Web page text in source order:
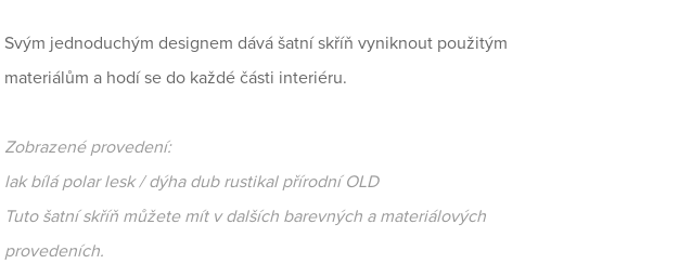
Svým jednoduchým designem dává šatní skříň vyniknout použitým
materiálům a hodí se do každé části interiéru.
Zobrazené provedení:
lak bílá polar lesk / dýha dub rustikal přírodní OLD
Tuto šatní skříň můžete mít v dalších barevných a materiálových
provedeních.